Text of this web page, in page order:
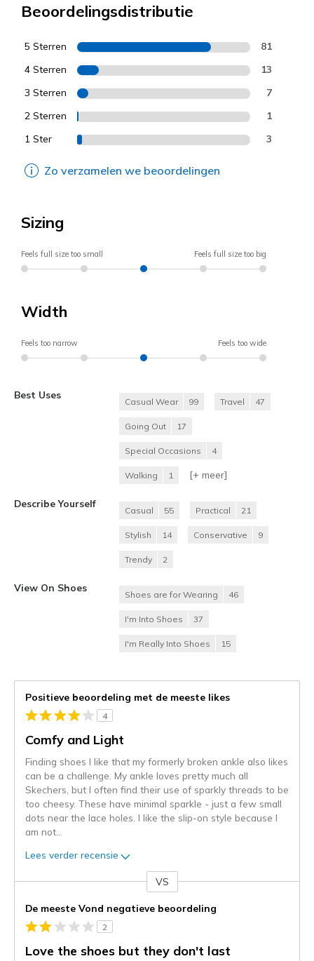
Beoordelingsdistributie
5 Sterren 81
4 Sterren 13
3 Sterren 7
2 Sterren 1
1 Ster 3
Zo verzamelen we beoordelingen
Sizing
Feels full size too small Feels full size too big
Width
Feels too narrow Feels too wide
Best Uses
Casual Wear 99 Travel 47
Going Out 17
Special Occasions 4
Walking 1 [+ meer]
Describe Yourself
Casual 55 Practical 21
Stylish 14 Conservative 9
Trendy 2
View On Shoes
Shoes are for Wearing 46
I'm Into Shoes 37
I'm Really Into Shoes 15
Positieve beoordeling met de meeste likes
4
Comfy and Light
Finding shoes I like that my formerly broken ankle also likes
can be a challenge. My ankle loves pretty much all
Skechers, but I often find their use of sparkly threads to be
too cheesy. These have minimal sparkle - just a few small
dots near the lace holes. I like the slip-on style because I
am not
Lees verder recensie
content
wordt
momenteel
gemigreerd
VS
De meeste Vond negatieve beoordeling
2
Love the shoes but they don't last